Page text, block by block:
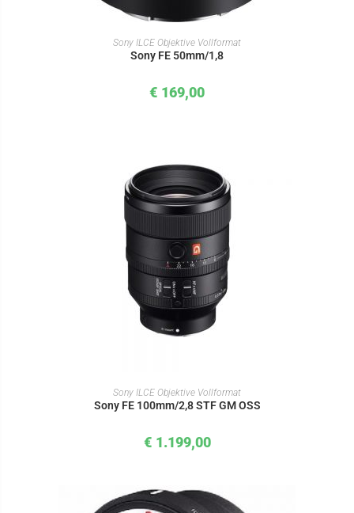
IN DEN WARENKORB
Sony ILCE Objektive Vollformat
Sony FE 50mm/1,8
€ 169,00
IN DEN WARENKORB
Sony ILCE Objektive Vollformat
Sony FE 100mm/2,8 STF GM OSS
€ 1.199,00